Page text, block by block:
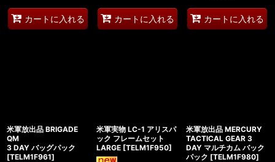
カートに入れる カートに入れる カートに入れる
米軍放出品 BRIGADE
QM
3 DAY バッグパック
[TELM1F961]
米軍実物 LC-1 アリスパ
ック フレームセット
LARGE [TELM1F950]
米軍放出品 MERCURY
TACTICAL GEAR 3
DAY マルチカム バック
パック [TELM1F980]